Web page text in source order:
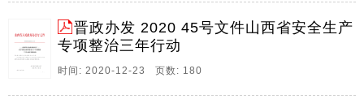
晋政办发 2020 45号文件山西省安全生产
专项整治三年行动
时间: 2020-12-23 页数: 180